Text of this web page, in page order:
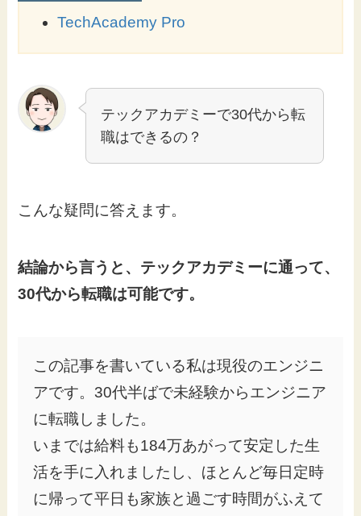
TechAcademy Pro
テックアカデミーで30代から転
職はできるの？
こんな疑問に答えます。
結論から言うと、テックアカデミーに通って、
30代から転職は可能です。
この記事を書いている私は現役のエンジニ
アです。30代半ばで未経験からエンジニア
に転職しました。
いまでは給料も184万あがって安定した生
活を手に入れましたし、ほとんど毎日定時
に帰って平日も家族と過ごす時間がふえて